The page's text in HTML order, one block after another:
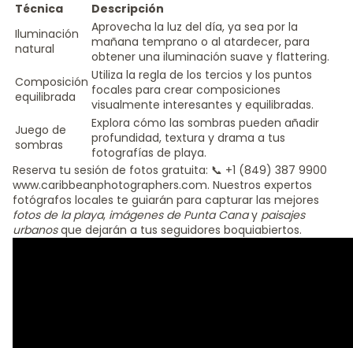
Técnica
Descripción
Iluminación
natural
Aprovecha la luz del día, ya sea por la
mañana temprano o al atardecer, para
obtener una iluminación suave y flattering.
Composición
equilibrada
Utiliza la regla de los tercios y los puntos
focales para crear composiciones
visualmente interesantes y equilibradas.
Juego de
sombras
Explora cómo las sombras pueden añadir
profundidad, textura y drama a tus
fotografías de playa.
Reserva tu sesión de fotos gratuita: 📞 +1 (849) 387 9900
www.caribbeanphotographers.com. Nuestros expertos
fotógrafos locales te guiarán para capturar las mejores
fotos de la playa, imágenes de Punta Canay paisajes
urbanosque dejarán a tus seguidores boquiabiertos.